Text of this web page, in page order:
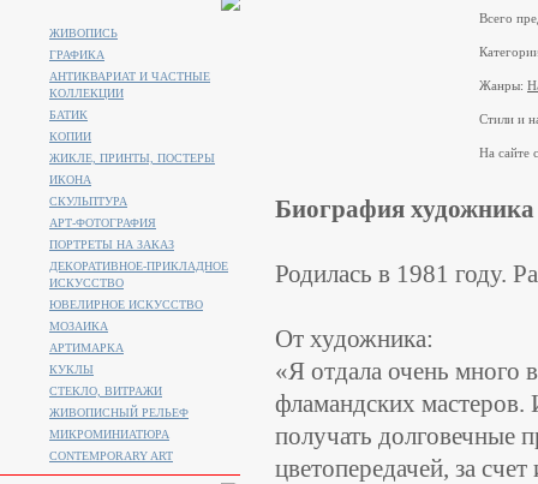
Всего
Жанры:
Стили и
На сайте
Биография художника
Родилась в 1981 году.
От художника:
«Я отдала очень много
фламандских мастеров.
получать долговечные
цветопередачей, за
ЖИВОПИСЬ
ГРАФИКА
АНТИКВАРИАТ И ЧАСТНЫЕ
КОЛЛЕКЦИИ
БАТИК
КОПИИ
ЖИКЛЕ, ПРИНТЫ, ПОСТЕРЫ
ИКОНА
СКУЛЬПТУРА
АРТ-ФОТОГРАФИЯ
ПОРТРЕТЫ НА ЗАКАЗ
ДЕКОРАТИВНОЕ-ПРИКЛАДНОЕ
ИСКУССТВО
ЮВЕЛИРНОЕ ИСКУССТВО
МОЗАИКА
АРТИМАРКА
КУКЛЫ
СТЕКЛО, ВИТРАЖИ
ЖИВОПИСНЫЙ РЕЛЬЕФ
МИКРОМИНИАТЮРА
CONTEMPORARY ART